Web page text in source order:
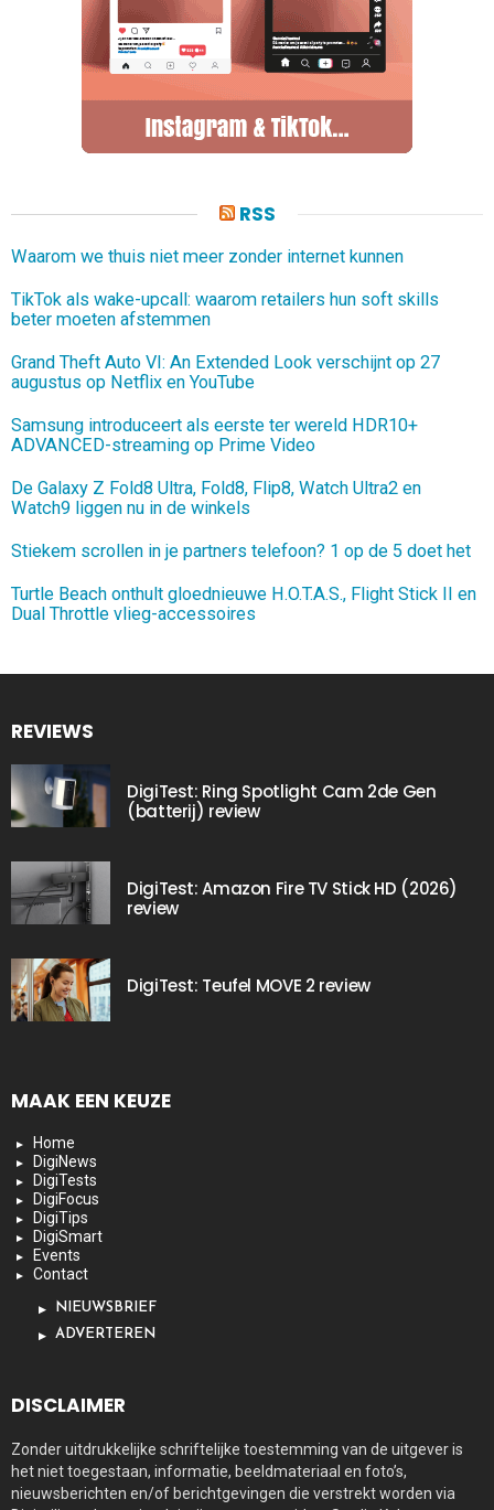
RSS
Waarom we thuis niet meer zonder internet kunnen
TikTok als wake-upcall: waarom retailers hun soft skills
beter moeten afstemmen
Grand Theft Auto VI: An Extended Look verschijnt op 27
augustus op Netflix en YouTube
Samsung introduceert als eerste ter wereld HDR10+
ADVANCED-streaming op Prime Video
De Galaxy Z Fold8 Ultra, Fold8, Flip8, Watch Ultra2 en
Watch9 liggen nu in de winkels
Stiekem scrollen in je partners telefoon? 1 op de 5 doet het
Turtle Beach onthult gloednieuwe H.O.T.A.S., Flight Stick II en
Dual Throttle vlieg-accessoires
REVIEWS
DigiTest: Ring Spotlight Cam 2de Gen
(batterij) review
DigiTest: Amazon Fire TV Stick HD (2026)
review
DigiTest: Teufel MOVE 2 review
MAAK EEN KEUZE
Home
DigiNews
DigiTests
DigiFocus
DigiTips
DigiSmart
Events
Contact
NIEUWSBRIEF
ADVERTEREN
DISCLAIMER
Zonder uitdrukkelijke schriftelijke toestemming van de uitgever is
het niet toegestaan, informatie, beeldmateriaal en foto’s,
nieuwsberichten en/of berichtgevingen die verstrekt worden via